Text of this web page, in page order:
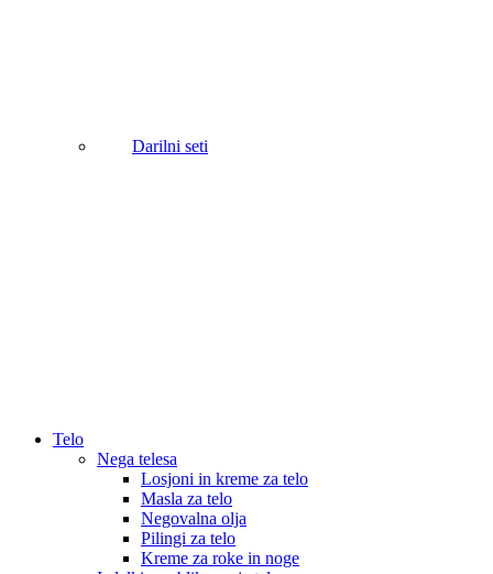
Darilni seti
Telo
Nega telesa
Losjoni in kreme za telo
Masla za telo
Negovalna olja
Pilingi za telo
Kreme za roke in noge